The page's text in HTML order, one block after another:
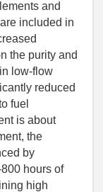
and
included in
the purity and
low-flow
reduced
fuel
is about
the
by
hours of
high